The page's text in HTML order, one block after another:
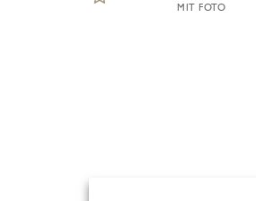
MIT FOTO